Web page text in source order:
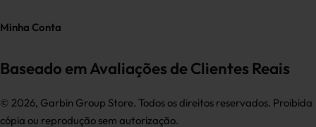
Sobre Nós
Dúvidas Frequentes
Fale Conosco
Minha Conta
Meus Pedidos
Baseado em Avaliações de Clientes Reais
© 2026, Garbin Group Store. Todos os direitos reservados. Proibida
cópia ou reprodução sem autorização.